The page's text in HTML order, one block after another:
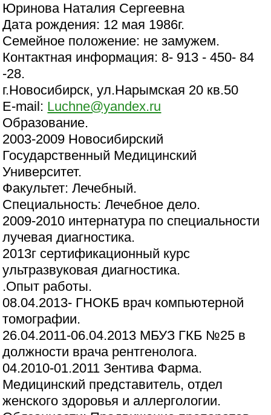
Юринова Наталия Сергеевна
Дата рождения: 12 мая 1986г.
Семейное положение: не замужем.
Контактная информация: 8- 913 - 450- 84
-28.
г.Новосибирск, ул.Нарымская 20 кв.50
E-mail: Luchne@yandex.ru
Образование.
2003-2009 Новосибирский
Государственный Медицинский
Университет.
Факультет: Лечебный.
Специальность: Лечебное дело.
2009-2010 интернатура по специальности
лучевая диагностика.
2013г сертификационный курс
ультразвуковая диагностика.
.Опыт работы.
08.04.2013- ГНОКБ врач компьютерной
томографии.
26.04.2011-06.04.2013 МБУЗ ГКБ №25 в
должности врача рентгенолога.
04.2010-01.2011 Зентива Фарма.
Медицинский представитель, отдел
женского здоровья и аллергологии.